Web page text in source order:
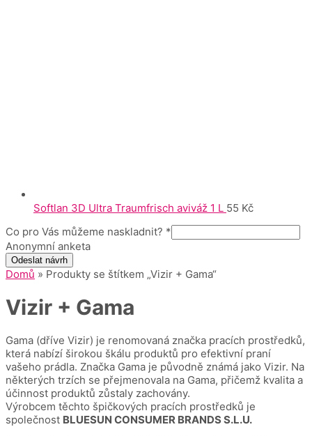
Softlan 3D Ultra Traumfrisch aviváž 1 L 55 Kč
Co pro Vás můžeme naskladnit? *
Anonymní anketa
Odeslat návrh
Domů » Produkty se štítkem „Vizir + Gama“
Vizir + Gama
Gama (dříve Vizir) je renomovaná značka pracích prostředků,
která nabízí širokou škálu produktů pro efektivní praní
vašeho prádla. Značka Gama je původně známá jako Vizir. Na
některých trzích se přejmenovala na Gama, přičemž kvalita a
účinnost produktů zůstaly zachovány.
Výrobcem těchto špičkových pracích prostředků je
společnost BLUESUN CONSUMER BRANDS S.L.U.